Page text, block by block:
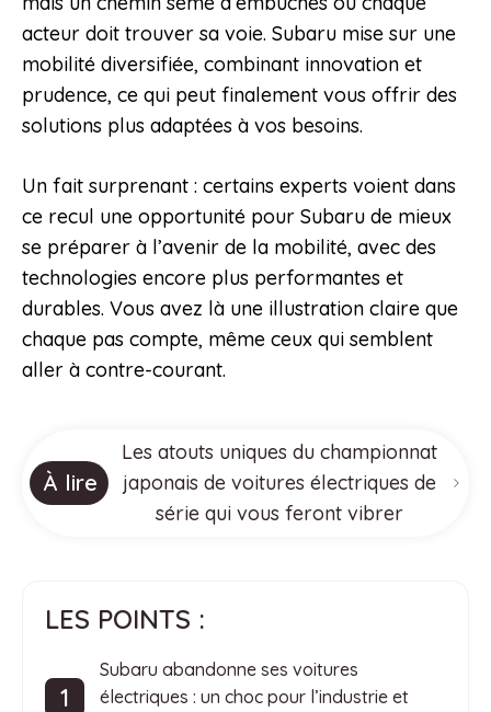
acteur doit trouver sa voie. Subaru mise sur une
mobilité diversifiée, combinant innovation et
prudence, ce qui peut finalement vous offrir des
solutions plus adaptées à vos besoins.
Un fait surprenant : certains experts voient dans
ce recul une opportunité pour Subaru de mieux
se préparer à l’avenir de la mobilité, avec des
technologies encore plus performantes et
durables. Vous avez là une illustration claire que
chaque pas compte, même ceux qui semblent
aller à contre-courant.
À lire
Les atouts uniques du championnat
japonais de voitures électriques de
série qui vous feront vibrer
LES POINTS :
Subaru abandonne ses voitures
électriques : un choc pour l’industrie et